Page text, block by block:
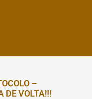
–
DE VOLTA!!!